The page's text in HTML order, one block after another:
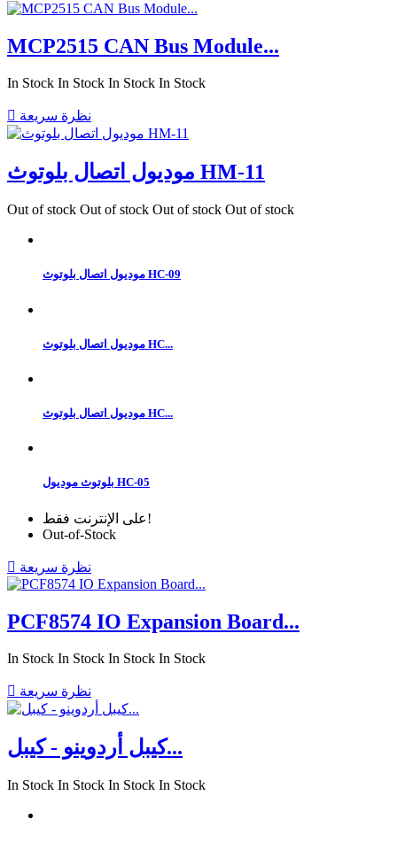
MCP2515 CAN Bus Module...
In Stock In Stock In Stock In Stock
 نظرة سريعة
موديول اتصال بلوتوث HM-11
Out of stock Out of stock Out of stock Out of stock
موديول اتصال بلوتوث HC-09
موديول اتصال بلوتوث HC...
موديول اتصال بلوتوث HC...
بلوتوث موديول HC-05
على الإنترنت فقط!
Out-of-Stock
 نظرة سريعة
PCF8574 IO Expansion Board...
In Stock In Stock In Stock In Stock
 نظرة سريعة
كيبل أردوينو - كيبل...
In Stock In Stock In Stock In Stock